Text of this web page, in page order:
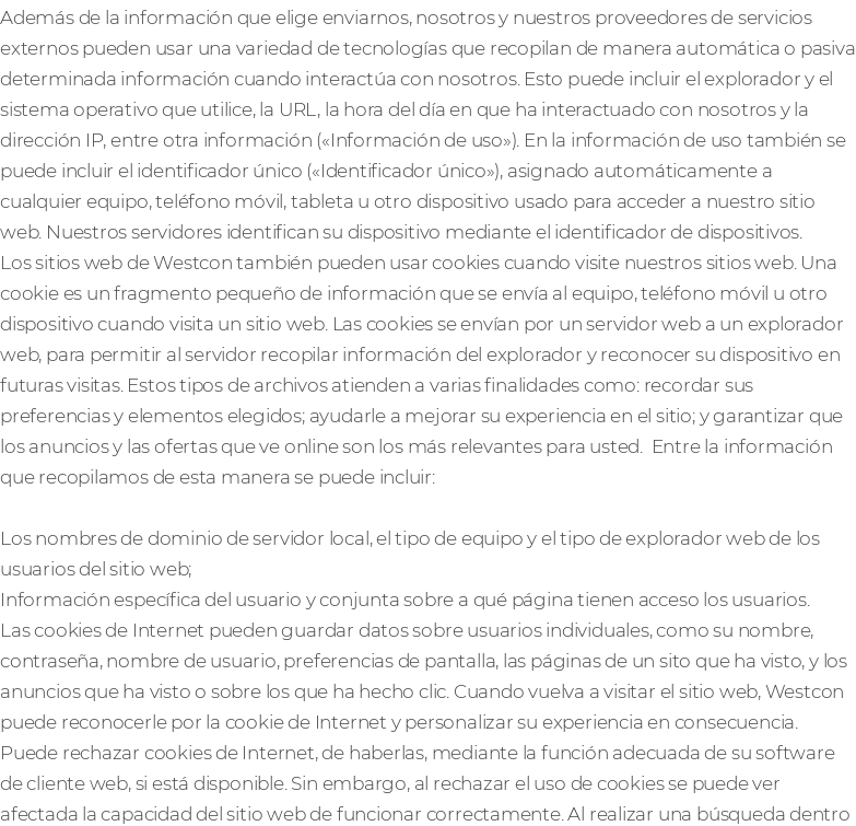
Además de la información que elige enviarnos, nosotros y nuestros proveedores de servicios
externos pueden usar una variedad de tecnologías que recopilan de manera automática o pasiva
determinada información cuando interactúa con nosotros. Esto puede incluir el explorador y el
sistema operativo que utilice, la URL, la hora del día en que ha interactuado con nosotros y la
dirección IP, entre otra información («Información de uso»). En la información de uso también se
puede incluir el identificador único («Identificador único»), asignado automáticamente a
cualquier equipo, teléfono móvil, tableta u otro dispositivo usado para acceder a nuestro sitio
web. Nuestros servidores identifican su dispositivo mediante el identificador de dispositivos.
Los sitios web de Westcon también pueden usar cookies cuando visite nuestros sitios web. Una
cookie es un fragmento pequeño de información que se envía al equipo, teléfono móvil u otro
dispositivo cuando visita un sitio web. Las cookies se envían por un servidor web a un explorador
web, para permitir al servidor recopilar información del explorador y reconocer su dispositivo en
futuras visitas. Estos tipos de archivos atienden a varias finalidades como: recordar sus
preferencias y elementos elegidos; ayudarle a mejorar su experiencia en el sitio; y garantizar que
los anuncios y las ofertas que ve online son los más relevantes para usted. Entre la información
que recopilamos de esta manera se puede incluir:
Los nombres de dominio de servidor local, el tipo de equipo y el tipo de explorador web de los
usuarios del sitio web;
Información específica del usuario y conjunta sobre a qué página tienen acceso los usuarios.
Las cookies de Internet pueden guardar datos sobre usuarios individuales, como su nombre,
contraseña, nombre de usuario, preferencias de pantalla, las páginas de un sito que ha visto, y los
anuncios que ha visto o sobre los que ha hecho clic. Cuando vuelva a visitar el sitio web, Westcon
puede reconocerle por la cookie de Internet y personalizar su experiencia en consecuencia.
Puede rechazar cookies de Internet, de haberlas, mediante la función adecuada de su software
de cliente web, si está disponible. Sin embargo, al rechazar el uso de cookies se puede ver
afectada la capacidad del sitio web de funcionar correctamente. Al realizar una búsqueda dentro